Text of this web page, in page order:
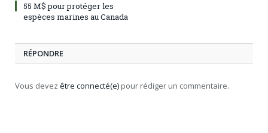
55 M$ pour protéger les
espèces marines au Canada
RÉPONDRE
Vous devez être connecté(e) pour rédiger un commentaire.